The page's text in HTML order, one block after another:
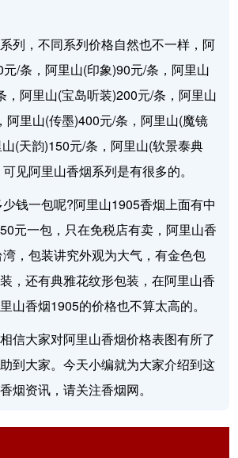
列，不同系列价格自然也不一样，阿
/条，阿里山(印象)90元/条，阿里山
，阿里山(宝岛听装)200元/条，阿里山
阿里山(传墨)400元/条，阿里山(魔镜
(天韵)150元/条，阿里山(软景泰典
见阿里山香烟系列是有很多的。
钱一包呢?阿里山1905香烟上面有中
元一包，只在免税店有卖，阿里山香
，包装讲究外观为大气，有金色包
，还有典雅花纹形包装，在阿里山香
山香烟1905的价格也不算太高的。
信大家对阿里山香烟价格表图有所了
到大家。今天小编就为大家介绍到这
烟资讯，请关注香烟网。